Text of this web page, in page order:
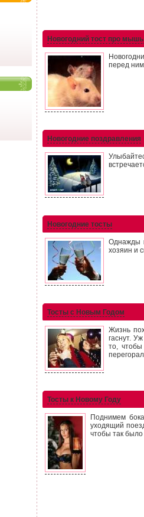
Новогодний тост про
перед
Новогодние поздравления
Новогодние тосты
Однажды
хозяин и
Тосты с Новым Годом
Жизнь
гаснут.
то,
Тосты к Новому Году
Поднимем
уходящий
чтобы так было